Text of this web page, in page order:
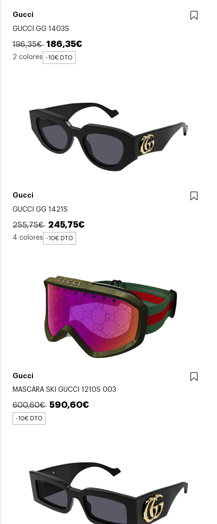
Gucci
GUCCI GG 1403S
196,35€ 186,35€
2 colores -10€ DTO
Gucci
GUCCI GG 1421S
255,75€ 245,75€
4 colores -10€ DTO
Gucci
MASCARA SKI GUCCI 1210S 003
600,60€ 590,60€
-10€ DTO